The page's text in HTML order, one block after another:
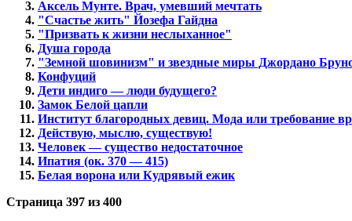
Аксель Мунте. Врач, умевший мечтать
"Счастье жить" Йозефа Гайдна
"Призвать к жизни неслыханное"
Душа города
"Земной шовинизм" и звездные миры Джордано
Конфуций
Дети индиго — люди будущего?
Замок Белой цапли
Институт благородных девиц. Мода или требование
Действую, мыслю, существую!
Человек — существо недостаточное
Ипатия (ок. 370 — 415)
Белая ворoна или Кудрявый ежик
Страница 397 из 400